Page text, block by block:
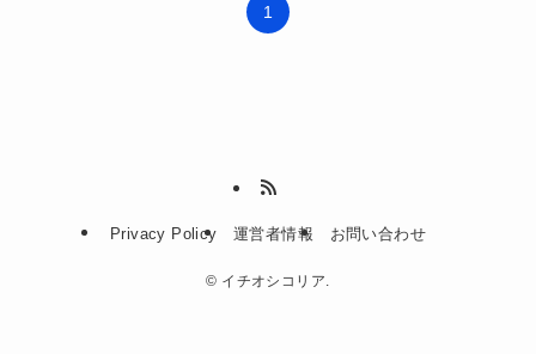
1
Privacy Policy 運営者情報 お問い合わせ
© イチオシコリア.